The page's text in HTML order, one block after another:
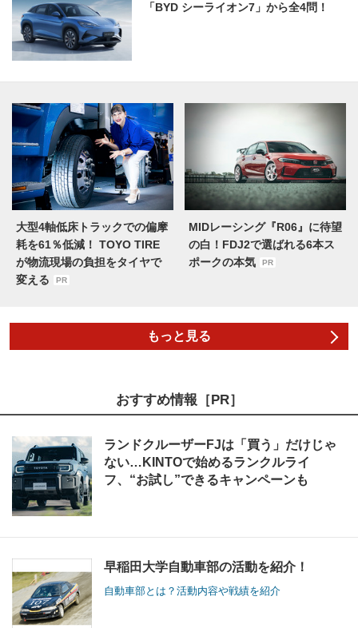
「BYD シーライオン7」から全4問！
大型4軸低床トラックでの偏摩
耗を61％低減！ TOYO TIRE
が物流現場の負担をタイヤで
変える
PR
MIDレーシング『R06』に待望
の白！FDJ2で選ばれる6本ス
ポークの本気
PR
もっと見る
おすすめ情報［PR］
ランドクルーザーFJは「買う」だけじゃ
ない…KINTOで始めるランクルライ
フ、“お試し”できるキャンペーンも
早稲田大学自動車部の活動を紹介！
自動車部とは？活動内容や戦績を紹介